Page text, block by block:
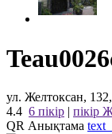
ул. Желтоксан,
4.4 6 пікір | пікір
QR Анықтама